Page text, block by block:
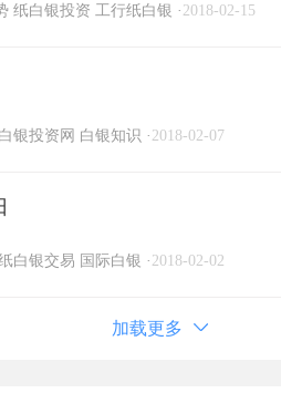
纸白银投资 工行纸白银 · 2018-02-15
白银投资网 白银知识 · 2018-02-07
白银交易 国际白银 · 2018-02-02
加载更多